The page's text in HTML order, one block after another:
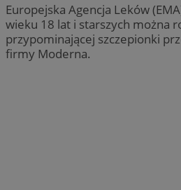
Europejska Agencja Leków
wieku 18 lat i starszych można
przypominającej szczepionki
firmy Moderna.